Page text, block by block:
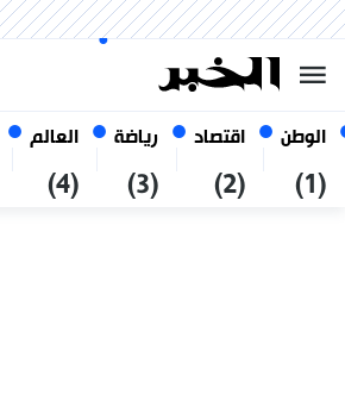
الوطن
(1)
اقتصاد
(2)
رياضة
(3)
العالم
(4)
07 أغسطس 2026
الجزائر